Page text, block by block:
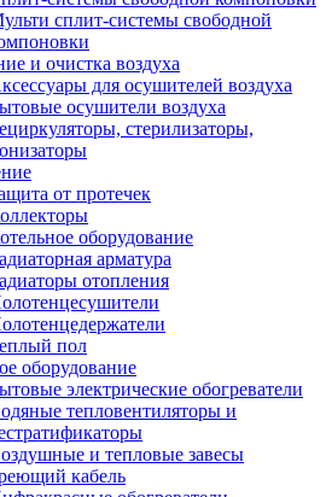
сплит-системы свободной
и очистка воздуха
для осушителей воздуха
осушители воздуха
стерилизаторы,
от протечек
оборудование
арматура
отопления
пол
оборудование
электрические обогреватели
тепловентиляторы и
и тепловые завесы
кабель